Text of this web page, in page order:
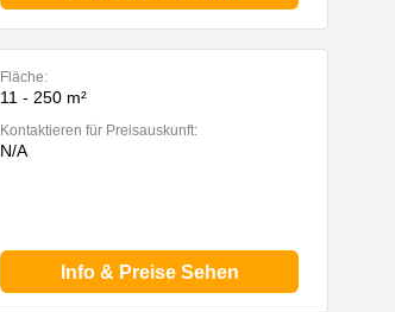
Fläche:
11 - 250 m²
Kontaktieren für Preisauskunft:
N/A
Info & Preise Sehen